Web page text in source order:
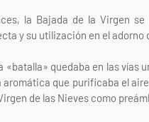
la Bajada de la Virgen
y su utilización en el adorno
«batalla» quedaba en las vías
aromática que purificaba el
de las Nieves como